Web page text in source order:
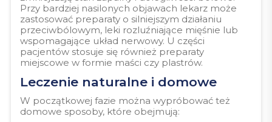
Przy bardziej nasilonych objawach lekarz może
zastosować preparaty o silniejszym działaniu
przeciwbólowym, leki rozluźniające mięśnie lub
wspomagające układ nerwowy. U części
pacjentów stosuje się również preparaty
miejscowe w formie maści czy plastrów.
Leczenie naturalne i domowe
W początkowej fazie można wypróbować też
domowe sposoby, które obejmują: